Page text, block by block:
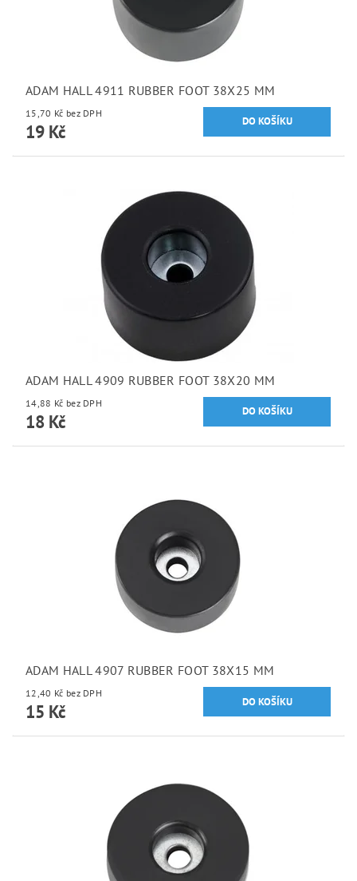
ADAM HALL 4911 RUBBER FOOT 38X25 MM
15,70 Kč bez DPH
19 Kč
ADAM HALL 4909 RUBBER FOOT 38X20 MM
14,88 Kč bez DPH
18 Kč
ADAM HALL 4907 RUBBER FOOT 38X15 MM
12,40 Kč bez DPH
15 Kč